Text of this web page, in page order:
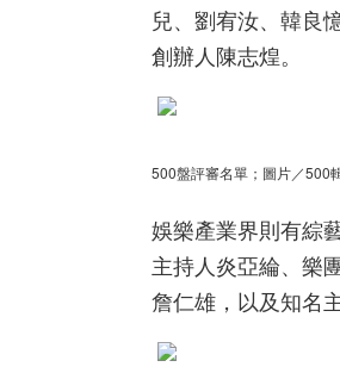
兒、劉宥汝、韓良
創辦人陳志煌。
500盤評審名單；圖片／500
娛樂產業界則有綜
主持人炎亞綸、樂
詹仁雄，以及知名